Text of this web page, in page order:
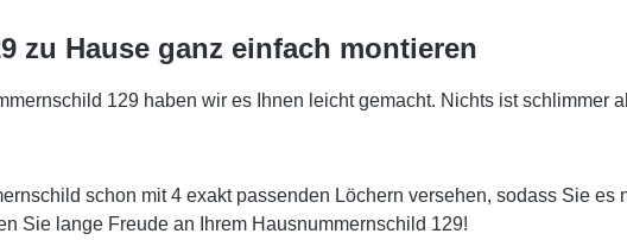
zu Hause ganz einfach montieren
129 haben wir es Ihnen leicht gemacht. Nichts ist
schon mit 4 exakt passenden Löchern versehen, sodass Sie
Sie lange Freude an Ihrem Hausnummernschild 129!